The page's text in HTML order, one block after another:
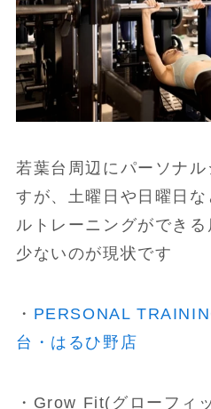
若葉台周辺にパーソナ
すが、土曜日や日曜日
ルトレーニングができ
少ないのが現状です
・ PERSONAL
台・はるひ野店
・Grow Fit(グローフィ